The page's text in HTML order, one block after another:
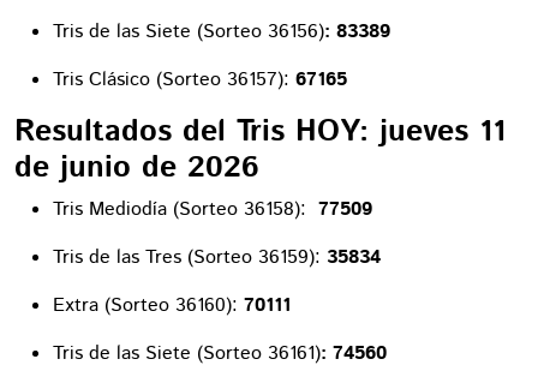
Tris de las Siete (Sorteo 36156): 83389
Tris Clásico (Sorteo 36157): 67165
Resultados del Tris HOY: jueves 11
de junio de 2026
Tris Mediodía (Sorteo 36158): 77509
Tris de las Tres (Sorteo 36159): 35834
Extra (Sorteo 36160): 70111
Tris de las Siete (Sorteo 36161): 74560